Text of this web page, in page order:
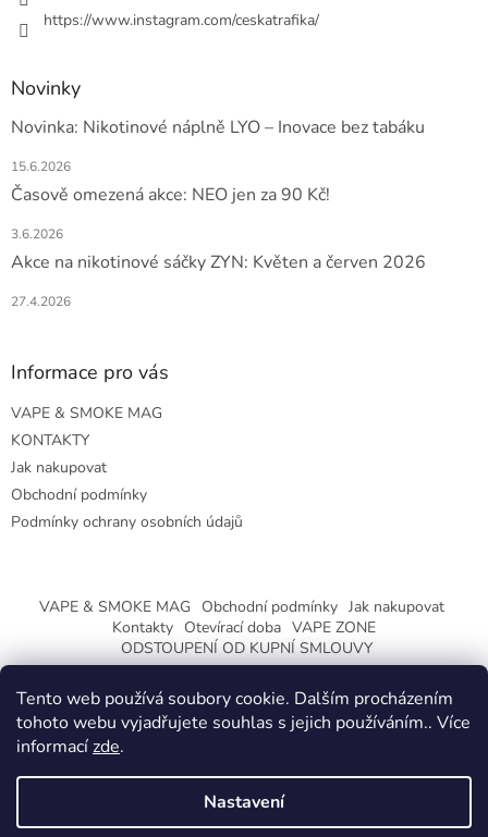
Tento web používá soubory cookie. Dalším procházením
tohoto webu vyjadřujete souhlas s jejich používáním.. Více
informacízde.
Nastavení
https://www.instagram.com/ceskatrafika/
Novinky
Novinka: Nikotinové náplně LYO – Inovace bez tabáku
15.6.2026
Časově omezená akce: NEO jen za 90 Kč!
3.6.2026
Akce na nikotinové sáčky ZYN: Květen a červen 2026
27.4.2026
Informace pro vás
VAPE & SMOKE MAG
KONTAKTY
Jak nakupovat
Obchodní podmínky
Podmínky ochrany osobních údajů
VAPE & SMOKE MAG Obchodní podmínky Jak nakupovat
Kontakty Otevírací doba VAPE ZONE
ODSTOUPENÍ OD KUPNÍ SMLOUVY